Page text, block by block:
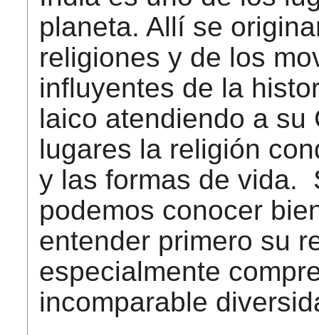
planeta. Allí se
religiones y de los
influyentes de la
laico atendiendo a su
lugares la religión
y las formas de vida.
podemos conocer
entender primero su
especialmente
incomparable